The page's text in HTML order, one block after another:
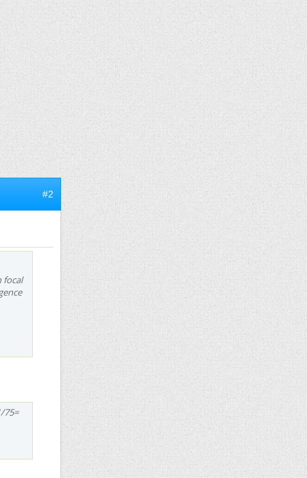
#2
focal
75=